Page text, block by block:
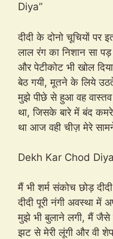
Diya”
दीदी के दोनो चूचियों पर
लाल रंग का निशान सा पड़
और पेटीकोट भी खोल
बेठ गयी, मूतने के लिये
मुझे पीछे से हुआ वह वास्तव
था, जिसके बारे में बंद
था आज वही चीज़ मेरे
“Beti
Dekh Kar Chod
मैं भी शर्म संकोच छोड़
दीदी पूरी नंगी अवस्था
मुझे भी बुलाने लगी, मैं जैसे
झट से मेरी लूंगी और वी